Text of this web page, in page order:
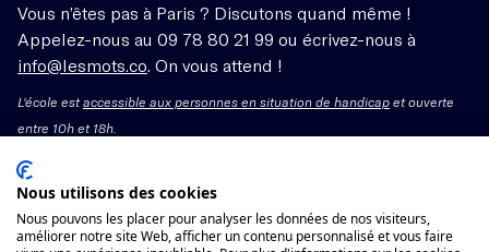
Vous n’êtes pas à Paris ? Discutons quand même !
Appelez-nous au 09 78 80 21 99 ou écrivez-nous à
info@lesmots.co . On vous attend !
L'école estaccessible aux personnes en situation de handicap et ouverte
entre 10h et 18h.
Mentions légales – CGV
Organisme de formation enregistré sous le numéro
Nous utilisons des cookies
Nous pouvons les placer pour analyser les données de nos visiteurs,
améliorer notre site Web, afficher un contenu personnalisé et vous faire